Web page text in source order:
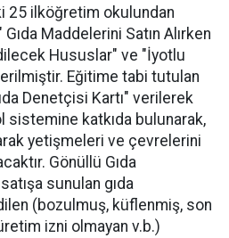
25 ilköğretim okulundan
Maddelerini Satın Alırken
Hususlar" ve "İyotlu
Eğitime tabi tutulan
Denetçisi Kartı" verilerek
sistemine katkıda bulunarak,
yetişmeleri ve çevrelerini
Gönüllü Gıda
sunulan gıda
(bozulmuş, küflenmiş, son
izni olmayan v.b.)